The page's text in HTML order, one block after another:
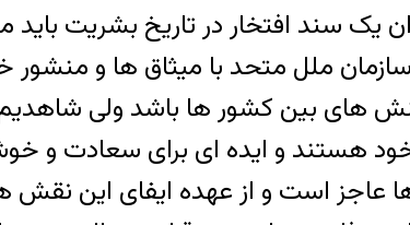
سند افتخار در تاریخ بشریت باید
ملل متحد با میثاق ها و
های بین کشور ها باشد ولی شاهدیم
هستند و ایده ای برای سعادت و
ها عاجز است و از عهده ایفای این